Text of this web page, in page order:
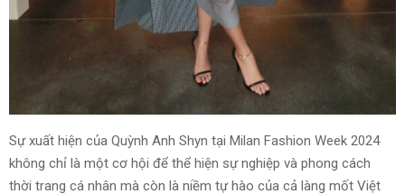
Sự xuất hiện của Quỳnh Anh Shyn tại Milan Fashion Week 2024
không chỉ là một cơ hội để thể hiện sự nghiệp và phong cách
thời trang cá nhân mà còn là niềm tự hào của cả làng mốt Việt